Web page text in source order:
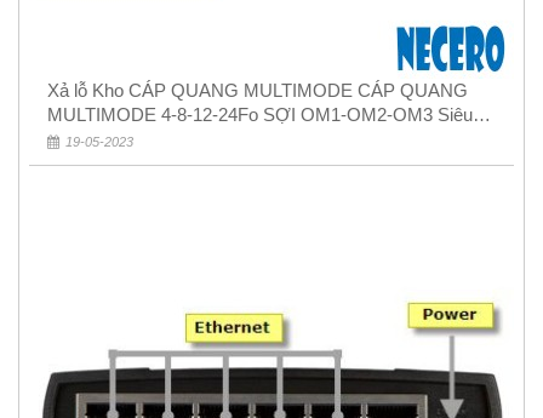
Xả lỗ Kho CÁP QUANG MULTIMODE CÁP QUANG
MULTIMODE 4-8-12-24Fo SỢI OM1-OM2-OM3 Siêu
Rẻ 5k
19-05-2023